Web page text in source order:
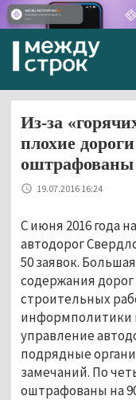
Из-за
плохие
19.07.2016 16:24
С июня 2016 года
автодорог
50 заявок.
содержания
строительных
информполитики
управление
подрядные
замечаний. По
оштрафованы на